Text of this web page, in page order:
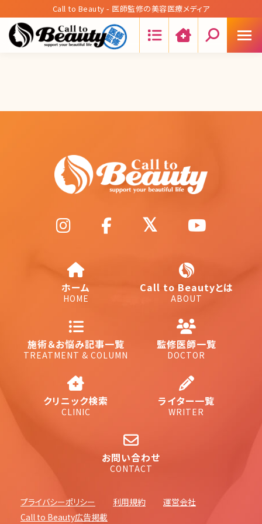
Call to Beauty - 医師監修の美容医療メディア
ホーム
HOME
Call to Beautyとは
ABOUT
施術＆お悩み記事一覧
TREATMENT & COLUMN
監修医師一覧
DOCTOR
クリニック検索
CLINIC
ライター一覧
WRITER
お問い合わせ
CONTACT
プライバシーポリシー 利用規約
運営会社
Call to Beauty広告掲載